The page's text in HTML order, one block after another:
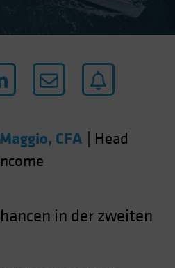
국
CFA
Head
in der zweiten